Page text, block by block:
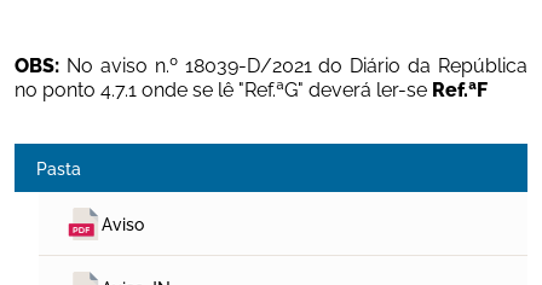
OBS: No aviso n.º 18039-D/2021 do Diário da República
no ponto 4.7.1 onde se lê "Ref.ªG" deverá ler-se Ref.ªF
Pasta
Aviso